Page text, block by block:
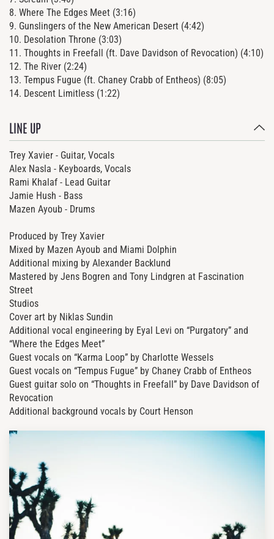
8. Where The Edges Meet (3:16)
9. Gunslingers of the New American Desert (4:42)
10. Desolation Throne (3:03)
11. Thoughts in Freefall (ft. Dave Davidson of Revocation) (4:10)
12. The River (2:24)
13. Tempus Fugue (ft. Chaney Crabb of Entheos) (8:05)
14. Descent Limitless (1:22)
LINE UP
Trey Xavier - Guitar, Vocals
Alex Nasla - Keyboards, Vocals
Rami Khalaf - Lead Guitar
Jamie Hush - Bass
Mazen Ayoub - Drums
Produced by Trey Xavier
Mixed by Mazen Ayoub and Miami Dolphin
Additional mixing by Alexander Backlund
Mastered by Jens Bogren and Tony Lindgren at Fascination
Street
Studios
Cover art by Niklas Sundin
Additional vocal engineering by Eyal Levi on “Purgatory” and
“Where the Edges Meet”
Guest vocals on “Karma Loop” by Charlotte Wessels
Guest vocals on “Tempus Fugue” by Chaney Crabb of Entheos
Guest guitar solo on “Thoughts in Freefall” by Dave Davidson of
Revocation
Additional background vocals by Court Henson